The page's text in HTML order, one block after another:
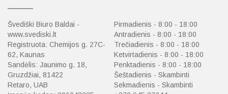
Švediški Biuro Baldai -
www.svediski.lt
Registruota: Chemijos g. 27C-
62, Kaunas
Sandėlis: Jaunimo g. 18,
Gruzdžiai, 81422
Retaro, UAB
Pirmadienis - 8:00 - 18:00
Antradienis - 8:00 - 18:00
Trečiadienis - 8:00 - 18:00
Ketvirtadienis - 8:00 - 18:00
Penktadienis - 8:00 - 18:00
Šeštadienis - Skambinti
Sekmadienis - Skambinti